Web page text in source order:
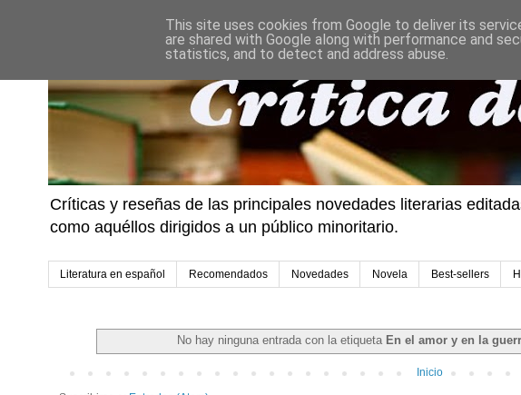
Críticas y reseñas de las principales novedades literarias
como aquéllos dirigidos a un público minoritario.
Literatura en español Recomendados Novedades Novela Best-sellers
No hay ninguna entrada con la etiqueta En el amor y en la
Inicio
This site uses cookies from Google to deliver its
are shared with Google along with performance and
statistics, and to detect and address abuse.